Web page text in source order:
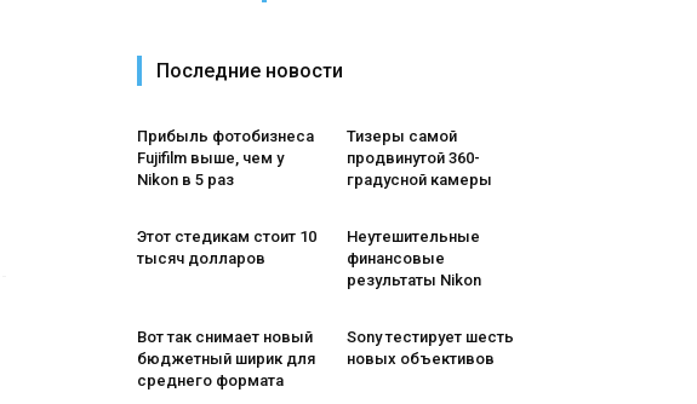
Последние новости
Прибыль фотобизнеса
Fujifilm выше, чем у
Nikon в 5 раз
Тизеры самой
продвинутой 360-
градусной камеры
Этот стедикам стоит 10
тысяч долларов
Неутешительные
финансовые
результаты Nikon
Вот так снимает новый
бюджетный ширик для
среднего формата
Sony тестирует шесть
новых объективов